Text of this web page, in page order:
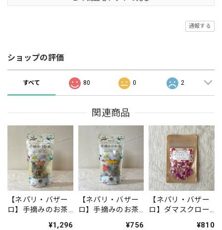
通報する
ショップの評価
すべて 80 0 2
関連商品
【ネパリ・バザー
ロ】手摘みのお茶
¥1,296
【ネパリ・バザー
ロ】手摘みのお茶
¥756
【ネパリ・バザー
ロ】ダマスクロー
¥810